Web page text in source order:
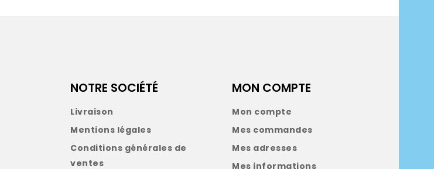
NOTRE SOCIÉTÉ
Livraison
Mentions légales
Conditions générales de
ventes
MON COMPTE
Mon compte
Mes commandes
Mes adresses
Mes informations